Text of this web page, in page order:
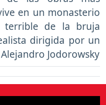
en un monasterio
terrible de la bruja
dirigida por un
Jodorowsky